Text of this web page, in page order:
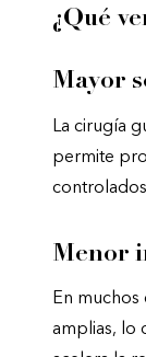
¿Qué
Mayor
La cirugía
permite
Menor
En muchos
amplias, lo